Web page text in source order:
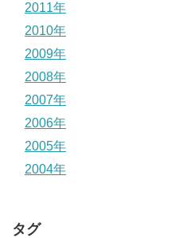
2011年
2010年
2009年
2008年
2007年
2006年
2005年
2004年
タグ